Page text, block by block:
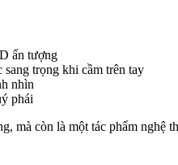
ấn tượng
trọng khi cầm trên tay
nhìn
phái
còn là một tác phẩm nghệ